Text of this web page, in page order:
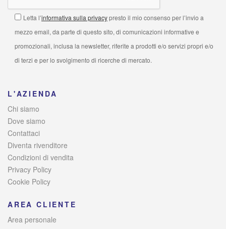
Letta l’informativa sulla privacypresto il mio consenso per l’invio a
mezzo email, da parte di questo sito, di comunicazioni informative e
promozionali, inclusa la newsletter, riferite a prodotti e/o servizi propri e/o
di terzi e per lo svolgimento di ricerche di mercato.
L'AZIENDA
Chi siamo
Dove siamo
Contattaci
Diventa rivenditore
Condizioni di vendita
Privacy Policy
Cookie Policy
AREA CLIENTE
Area personale